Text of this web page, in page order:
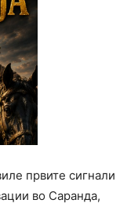
првите сигнали
во Саранда,